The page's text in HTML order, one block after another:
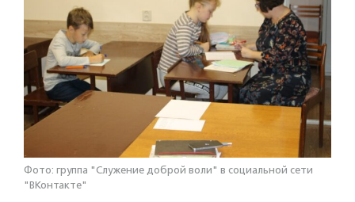
Фото: группа "Служение доброй воли" в социальной сети
"ВКонтакте"